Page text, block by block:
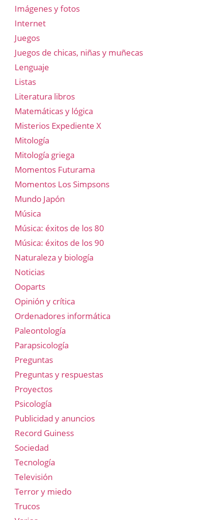
Imágenes y fotos
Internet
Juegos
Juegos de chicas, niñas y muñecas
Lenguaje
Listas
Literatura libros
Matemáticas y lógica
Misterios Expediente X
Mitología
Mitología griega
Momentos Futurama
Momentos Los Simpsons
Mundo Japón
Música
Música: éxitos de los 80
Música: éxitos de los 90
Naturaleza y biología
Noticias
Ooparts
Opinión y crítica
Ordenadores informática
Paleontología
Parapsicología
Preguntas
Preguntas y respuestas
Proyectos
Psicología
Publicidad y anuncios
Record Guiness
Sociedad
Tecnología
Televisión
Terror y miedo
Trucos